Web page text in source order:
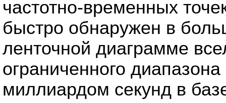
частотно-временных
быстро обнаружен в
ленточной диаграмме
ограниченного
миллиардом секунд в